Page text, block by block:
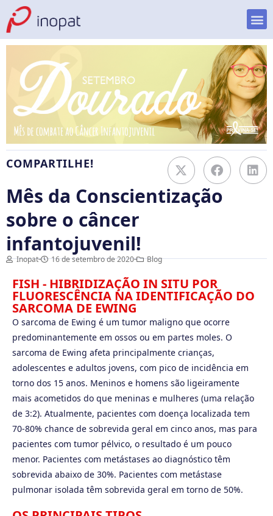
COMPARTILHE!
Mês da Conscientização
sobre o câncer
infantojuvenil!
Inopat 16 de setembro de 2020 Blog
FISH - HIBRIDIZAÇÃO IN SITU POR
FLUORESCÊNCIA NA IDENTIFICAÇÃO DO
SARCOMA DE EWING
O sarcoma de Ewing é um tumor maligno que ocorre
predominantemente em ossos ou em partes moles. O
sarcoma de Ewing afeta principalmente crianças,
adolescentes e adultos jovens, com pico de incidência em
torno dos 15 anos. Meninos e homens são ligeiramente
mais acometidos do que meninas e mulheres (uma relação
de 3:2). Atualmente, pacientes com doença localizada tem
70-80% chance de sobrevida geral em cinco anos, mas para
pacientes com tumor pélvico, o resultado é um pouco
menor. Pacientes com metástases ao diagnóstico têm
sobrevida abaixo de 30%. Pacientes com metástase
pulmonar isolada têm sobrevida geral em torno de 50%.